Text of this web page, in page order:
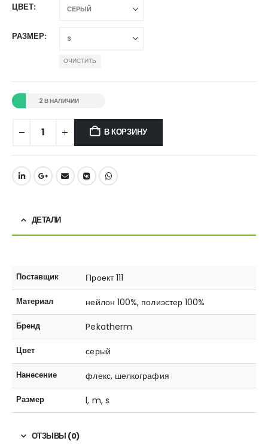
ЦВЕТ
РАЗМЕР
ОЧИСТИТЬ
2 В НАЛИЧИИ
В КОРЗИНУ
ДЕТАЛИ
Поставщик Проект 111
Материал нейлон 100%, полиэстер 100%
Бренд Pekatherm
Цвет серый
Нанесение флекс, шелкография
Размер l, m, s
ОТЗЫВЫ (0)